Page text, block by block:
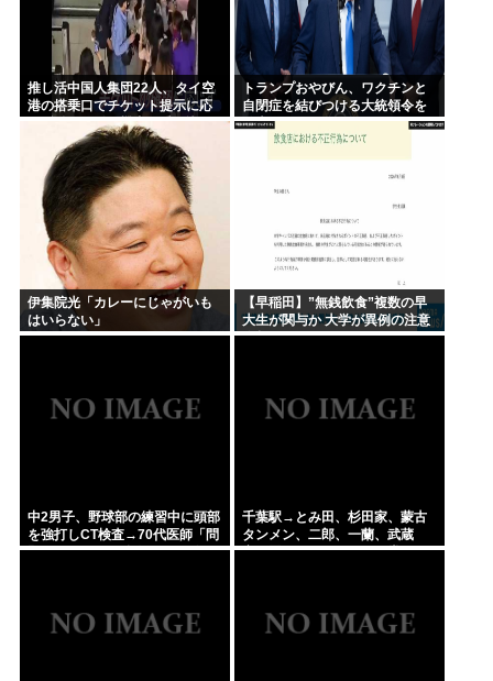
推し活中国人集団22人、タイ空
港の搭乗口でチケット提示に応
じず俳優と同じ機内に乗り込も
うとし大混乱 まとめて搭乗拒否
トランプおやびん、ワクチンと
自閉症を結びつける大統領令を
発表へ、
伊集院光「カレーにじゃがいも
はいらない」
【早稲田】”無銭飲食”複数の早
大生が関与か 大学が異例の注意
喚起
中2男子、野球部の練習中に頭部
を強打しCT検査→70代医師「問
題ないです」→他人のCT画像で
千葉駅→とみ田、杉田家、蒙古
タンメン、二郎、一蘭、武蔵
家、雷、ラーショ、一風堂etc…